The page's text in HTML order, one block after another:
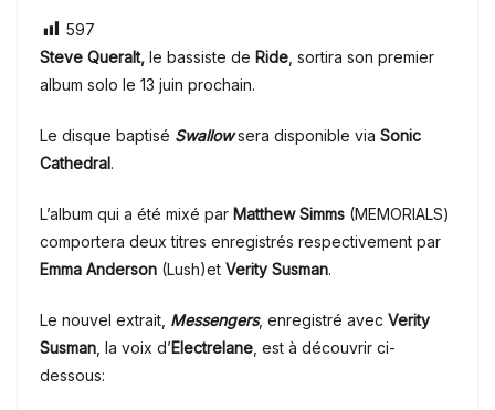
597
Steve Queralt, le bassiste de Ride , sortira son premier
album solo le 13 juin prochain.
Le disque baptisé Swallowsera disponible via Sonic
Cathedral.
L’album qui a été mixé par Matthew Simms (MEMORIALS)
comportera deux titres enregistrés respectivement par
Emma Anderson (Lush)et Verity Susman.
Le nouvel extrait, Messengers, enregistré avec Verity
Susman , la voix d’Electrelane , est à découvrir ci-
dessous: